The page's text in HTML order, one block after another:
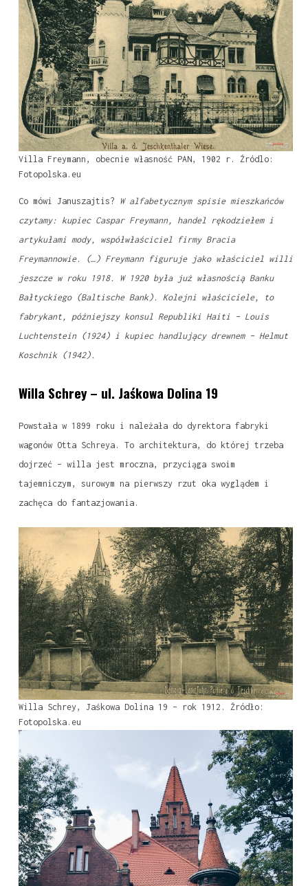
Villa Freymann, obecnie własność PAN, 1902 r. Źródlo:
Fotopolska.eu
Co mówi Januszajtis? W alfabetycznym spisie mieszkańców
czytamy: kupiec Caspar Freymann, handel rękodziełem i
artykułami mody, współwłaściciel firmy Bracia
Freymannowie. (…) Freymann figuruje jako właściciel willi
jeszcze w roku 1918. W 1920 była już własnością Banku
Bałtyckiego (Baltische Bank). Kolejni właściciele, to
fabrykant, późniejszy konsul Republiki Haiti – Louis
Luchtenstein (1924) i kupiec handlujący drewnem – Helmut
Koschnik (1942).
Willa Schrey – ul. Jaśkowa Dolina 19
Powstała w 1899 roku i należała do dyrektora fabryki
wagonów Otta Schreya. To architektura, do której trzeba
dojrzeć – willa jest mroczna, przyciąga swoim
tajemniczym, surowym na pierwszy rzut oka wyglądem i
zachęca do fantazjowania.
Willa Schrey, Jaśkowa Dolina 19 – rok 1912. Źródło:
Fotopolska.eu